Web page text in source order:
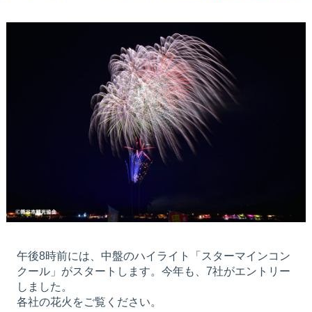
午後8時前には、中盤のハイライト「スターマインコン
クール」がスタートします。今年も、7社がエントリー
しました。
各社の花火をご覧ください。